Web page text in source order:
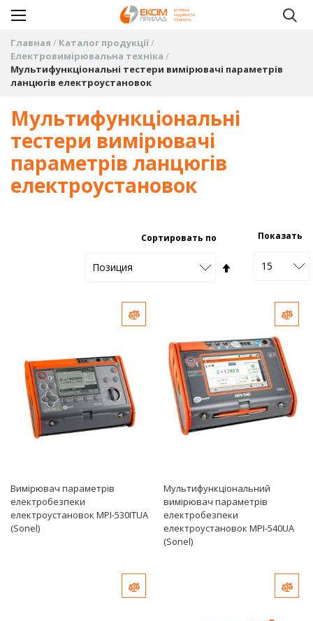
Главная
Каталог продукції
Електровимірювальна техніка
Мультифункціональні тестери вимірювачі параметрів
ланцюгів електроустановок
Мультифункціональні
тестери вимірювачі
параметрів ланцюгів
електроустановок
Показать
15
Сортировать по
Позиция Задать
убыванию
Вимірювач параметрів
електробезпеки
електроустановок MPI-530ITUA
(Sonel)
Добавить в сравнение
Мультифункціональний
вимірювач параметрів
електробезпеки
електроустановок MPI-540UA
(Sonel)
Добавить в сравнение